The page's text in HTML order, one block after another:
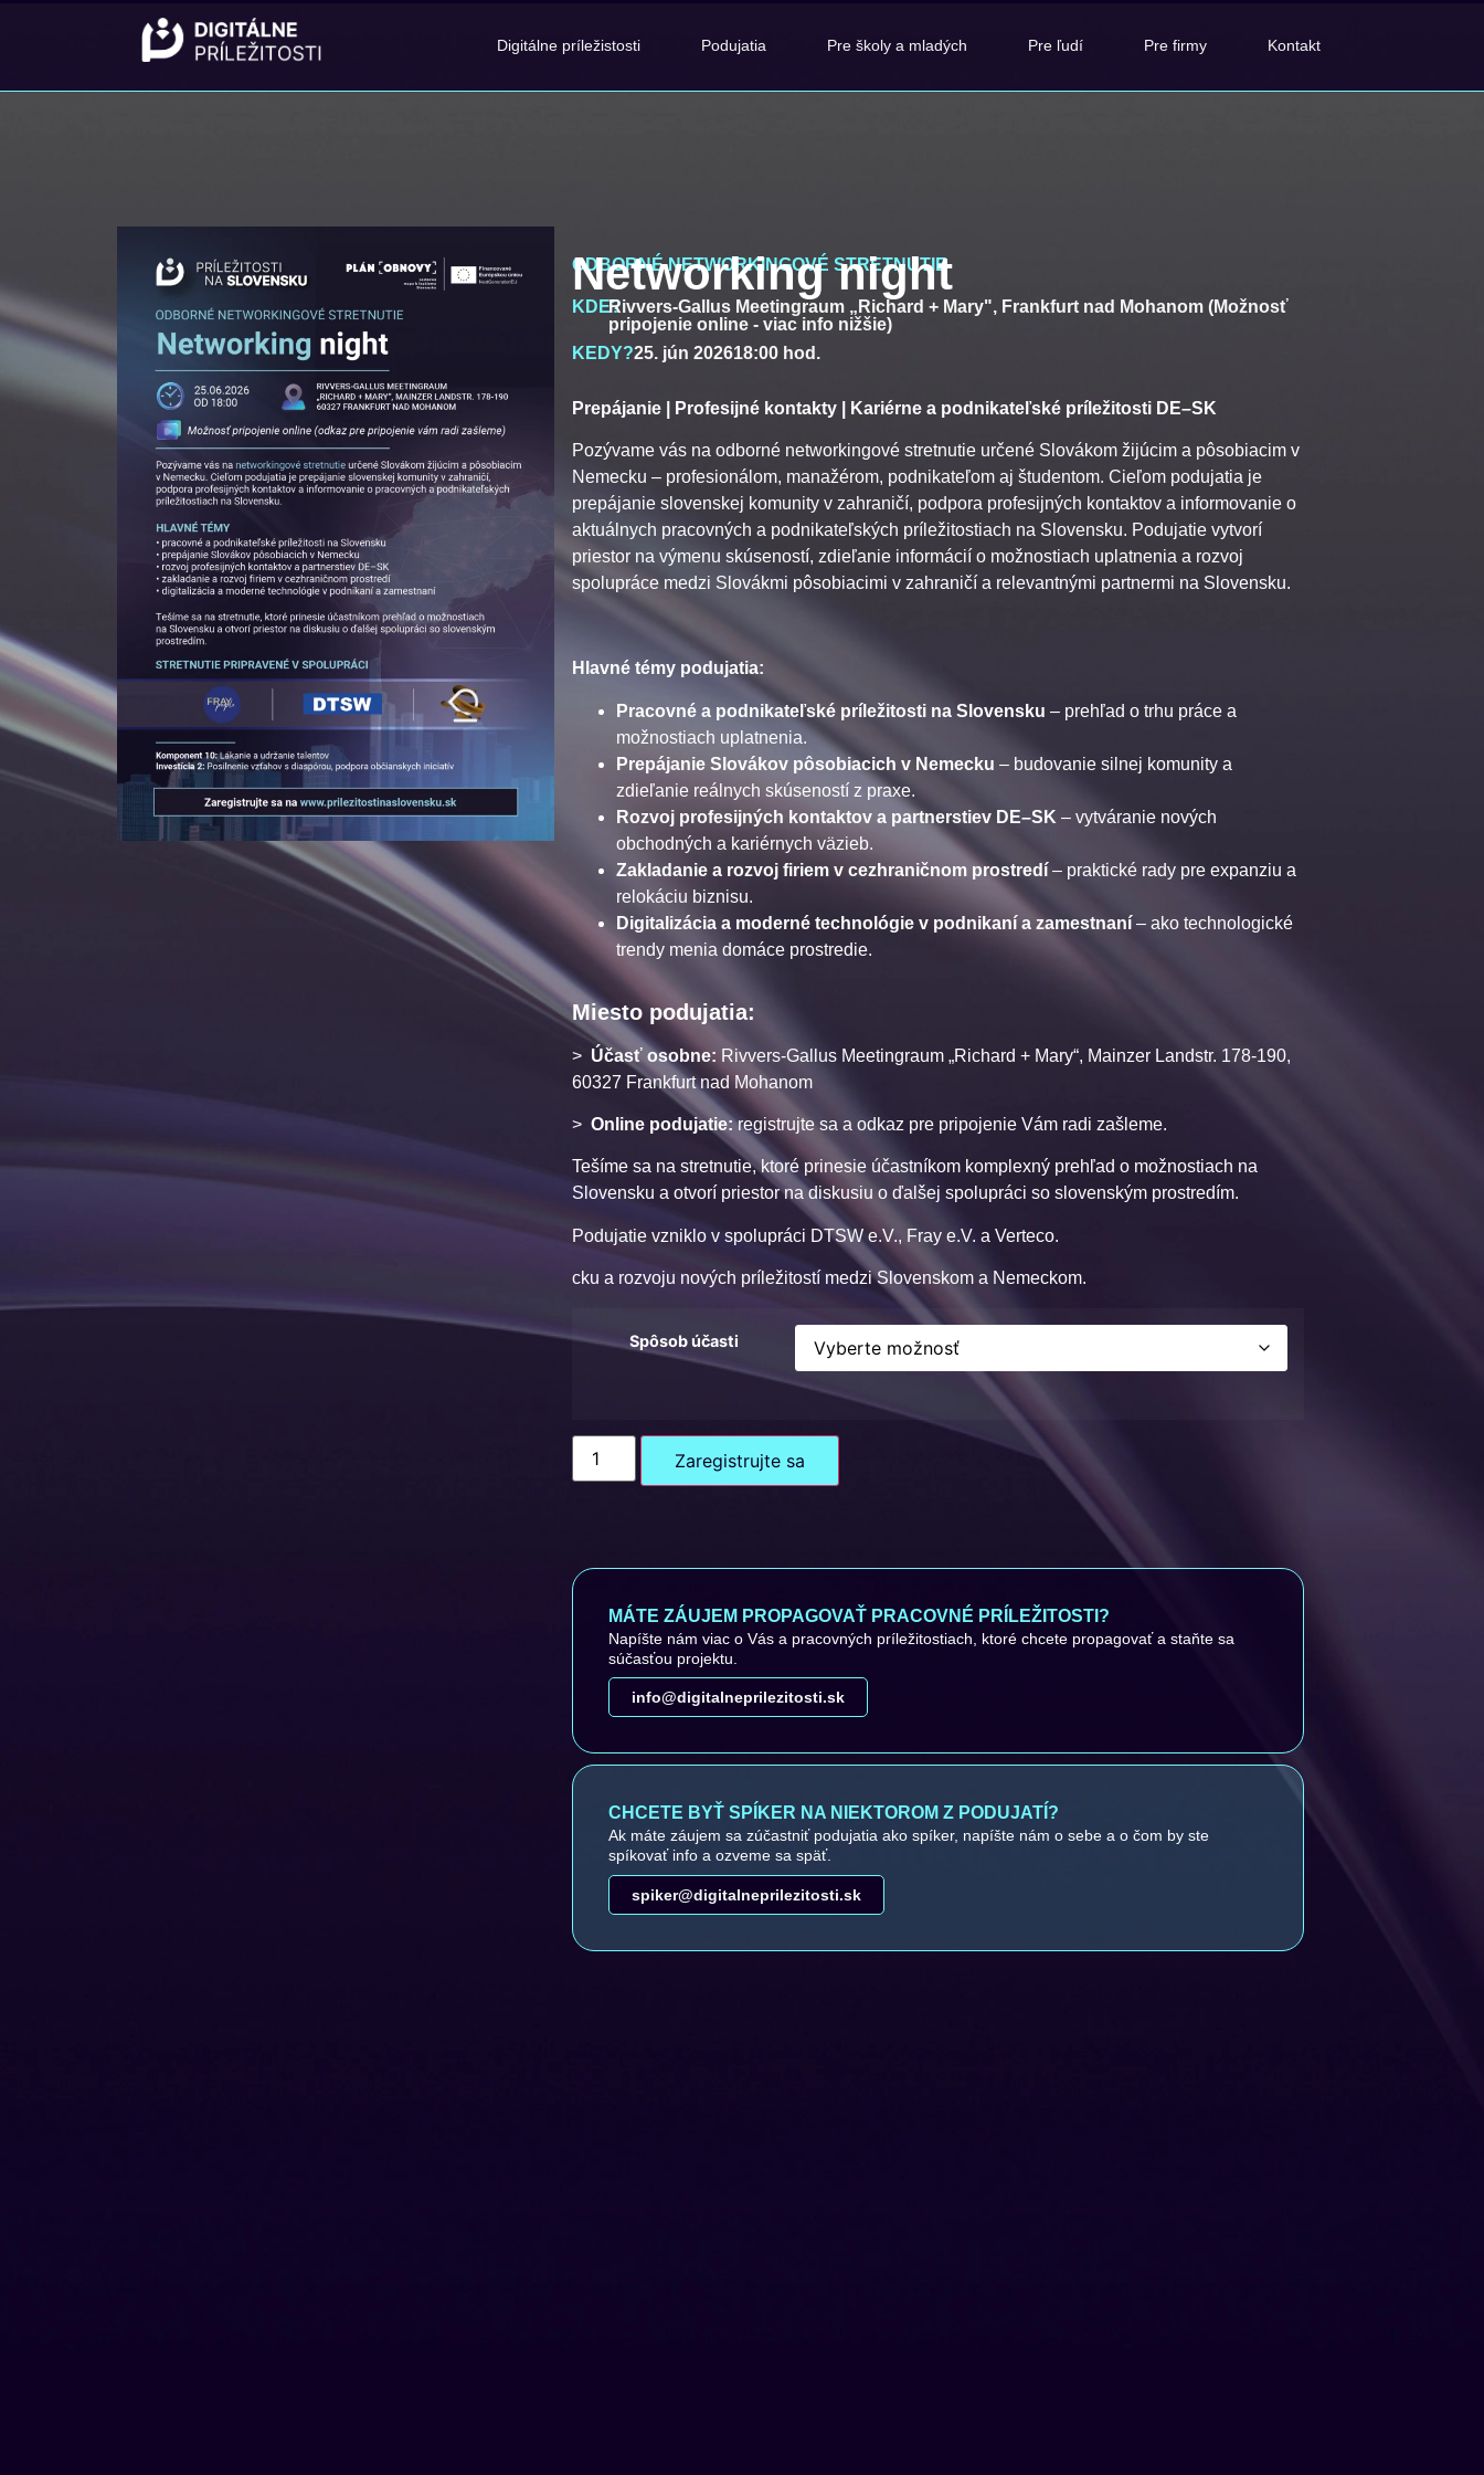
Digitálne príležistosti Podujatia Pre školy a mladých Pre ľudí Pre firmy Kontakt
ODBORNÉ NETWORKINGOVÉ STRETNUTIE
Networking night
KDE?Rivvers-Gallus Meetingraum „Richard + Mary", Frankfurt nad Mohanom (Možnosť
pripojenie online - viac info nižšie)
KEDY?25. jún 202618:00 hod.
Prepájanie | Profesijné kontakty | Kariérne a podnikateľské príležitosti DE–SK
Pozývame vás na odborné networkingové stretnutie určené Slovákom žijúcim a pôsobiacim v
Nemecku – profesionálom, manažérom, podnikateľom aj študentom. Cieľom podujatia je
prepájanie slovenskej komunity v zahraničí, podpora profesijných kontaktov a informovanie o
aktuálnych pracovných a podnikateľských príležitostiach na Slovensku. Podujatie vytvorí
priestor na výmenu skúseností, zdieľanie informácií o možnostiach uplatnenia a rozvoj
spolupráce medzi Slovákmi pôsobiacimi v zahraničí a relevantnými partnermi na Slovensku.
Hlavné témy podujatia:
Pracovné a podnikateľské príležitosti na Slovensku – prehľad o trhu práce a
možnostiach uplatnenia.
Prepájanie Slovákov pôsobiacich v Nemecku – budovanie silnej komunity a
zdieľanie reálnych skúseností z praxe.
Rozvoj profesijných kontaktov a partnerstiev DE–SK – vytváranie nových
obchodných a kariérnych väzieb.
Zakladanie a rozvoj firiem v cezhraničnom prostredí – praktické rady pre expanziu a
relokáciu biznisu.
Digitalizácia a moderné technológie v podnikaní a zamestnaní – ako technologické
trendy menia domáce prostredie.
Miesto podujatia:
> Účasť osobne: Rivvers-Gallus Meetingraum „Richard + Mary“, Mainzer Landstr. 178-190,
60327 Frankfurt nad Mohanom
>Online podujatie:registrujte sa a odkaz pre pripojenie Vám radi zašleme.
Tešíme sa na stretnutie, ktoré prinesie účastníkom komplexný prehľad o možnostiach na
Slovensku a otvorí priestor na diskusiu o ďalšej spolupráci so slovenským prostredím.
Podujatie vzniklo v spolupráci DTSW e.V., Fray e.V. a Verteco.
cku a rozvoju nových príležitostí medzi Slovenskom a Nemeckom.
Spôsob účasti
Zaregistrujte sa
MÁTE ZÁUJEM PROPAGOVAŤ PRACOVNÉ PRÍLEŽITOSTI?
Napíšte nám viac o Vás a pracovných príležitostiach, ktoré chcete propagovať a staňte sa
súčasťou projektu.
info@digitalneprilezitosti.sk
CHCETE BYŤ SPÍKER NA NIEKTOROM Z PODUJATÍ?
Ak máte záujem sa zúčastniť podujatia ako spíker, napíšte nám o sebe a o čom by ste
spíkovať info a ozveme sa späť.
spiker@digitalneprilezitosti.sk